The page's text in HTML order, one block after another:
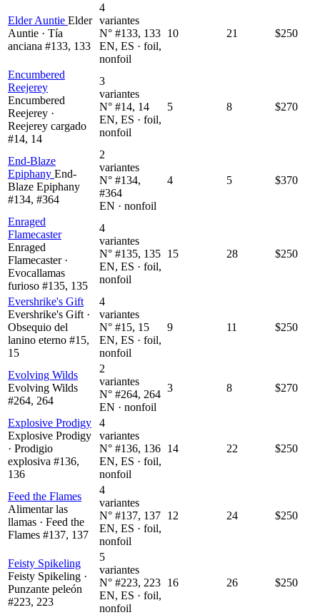
Elder Auntie Elder
Auntie · Tía
anciana #133, 133
4
variantes
N° #133, 133
EN, ES · foil,
nonfoil
10 21 $250
Encumbered
Reejerey
Encumbered
Reejerey ·
Reejerey cargado
#14, 14
3
variantes
N° #14, 14
EN, ES · foil,
nonfoil
5 8 $270
End-Blaze
Epiphany End-
Blaze Epiphany
#134, #364
2
variantes
N° #134,
#364
EN · nonfoil
4 5 $370
Enraged
Flamecaster
Enraged
Flamecaster ·
Evocallamas
furioso #135, 135
4
variantes
N° #135, 135
EN, ES · foil,
nonfoil
15 28 $250
Evershrike's Gift
Evershrike's Gift ·
Obsequio del
lanino eterno #15,
15
4
variantes
N° #15, 15
EN, ES · foil,
nonfoil
9 11 $250
Evolving Wilds
Evolving Wilds
#264, 264
2
variantes
N° #264, 264
EN · nonfoil
3 8 $270
Explosive Prodigy
Explosive Prodigy
· Prodigio
explosiva #136,
136
4
variantes
N° #136, 136
EN, ES · foil,
nonfoil
14 22 $250
Feed the Flames
Alimentar las
llamas · Feed the
Flames #137, 137
4
variantes
N° #137, 137
EN, ES · foil,
nonfoil
12 24 $250
Feisty Spikeling
Feisty Spikeling ·
Punzante peleón
#223, 223
5
variantes
N° #223, 223
EN, ES · foil,
nonfoil
16 26 $250